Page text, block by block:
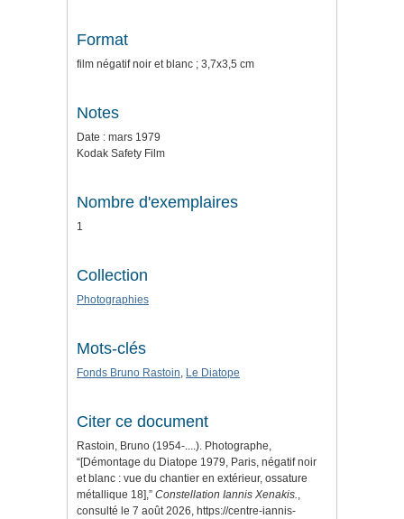
Format
film négatif noir et blanc ; 3,7x3,5 cm
Notes
Date : mars 1979
Kodak Safety Film
Nombre d'exemplaires
1
Collection
Photographies
Mots-clés
Fonds Bruno Rastoin, Le Diatope
Citer ce document
Rastoin, Bruno (1954-....). Photographe,
“[Démontage du Diatope 1979, Paris, négatif noir
et blanc : vue du chantier en extérieur, ossature
métallique 18],” Constellation Iannis Xenakis.,
consulté le 7 août 2026, https://centre-iannis-